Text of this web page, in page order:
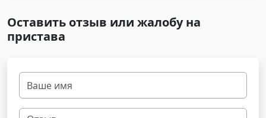
Оставить отзыв или жалобу на
пристава